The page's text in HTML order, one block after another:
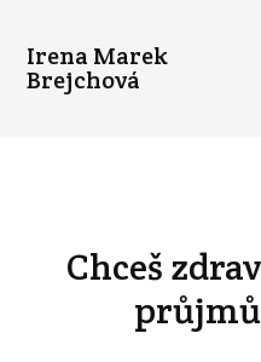
Irena Marek
Brejchová
Chceš
průjmů